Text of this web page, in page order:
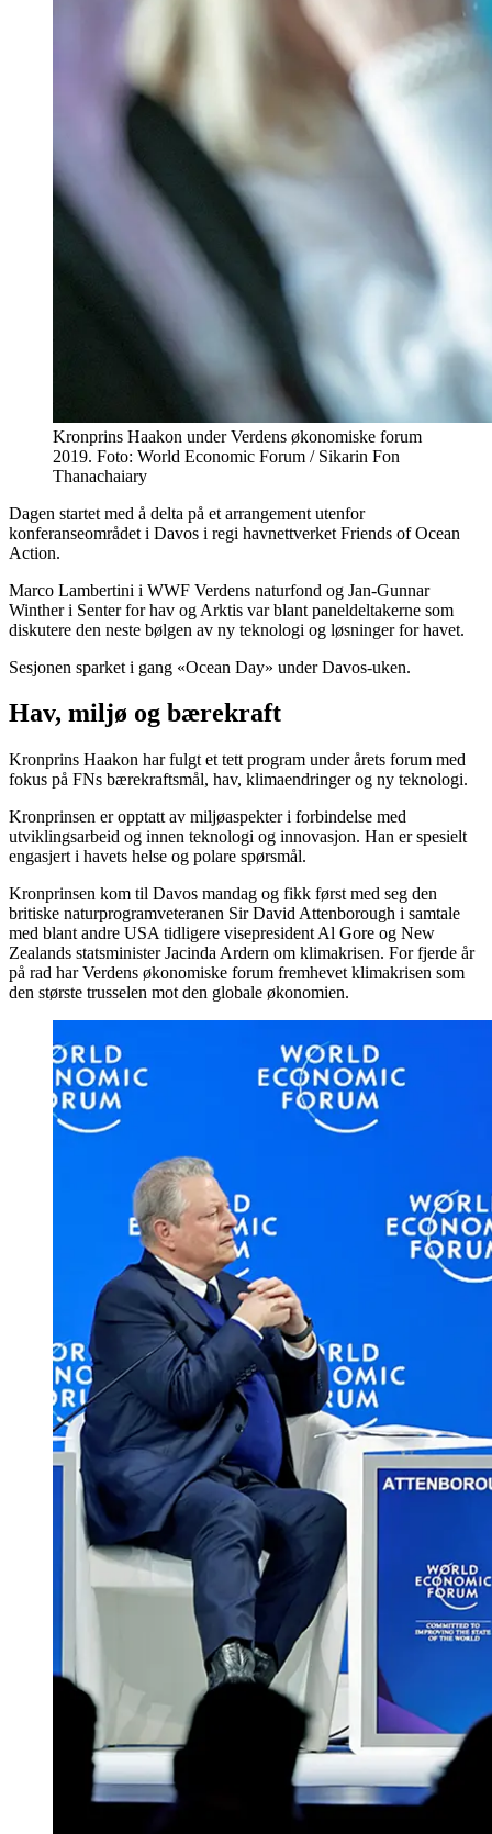
Kronprins Haakon under Verdens økonomiske forum
2019. Foto: World Economic Forum / Sikarin Fon
Thanachaiary
Dagen startet med å delta på et arrangement utenfor
konferanseområdet i Davos i regi havnettverket Friends of Ocean
Action.
Marco Lambertini i WWF Verdens naturfond og Jan-Gunnar
Winther i Senter for hav og Arktis var blant paneldeltakerne som
diskutere den neste bølgen av ny teknologi og løsninger for havet.
Sesjonen sparket i gang «Ocean Day» under Davos-uken.
Hav, miljø og bærekraft
Kronprins Haakon har fulgt et tett program under årets forum med
fokus på FNs bærekraftsmål, hav, klimaendringer og ny teknologi.
Kronprinsen er opptatt av miljøaspekter i forbindelse med
utviklingsarbeid og innen teknologi og innovasjon. Han er spesielt
engasjert i havets helse og polare spørsmål.
Kronprinsen kom til Davos mandag og fikk først med seg den
britiske naturprogramveteranen Sir David Attenborough i samtale
med blant andre USA tidligere visepresident Al Gore og New
Zealands statsminister Jacinda Ardern om klimakrisen. For fjerde år
på rad har Verdens økonomiske forum fremhevet klimakrisen som
den største trusselen mot den globale økonomien.